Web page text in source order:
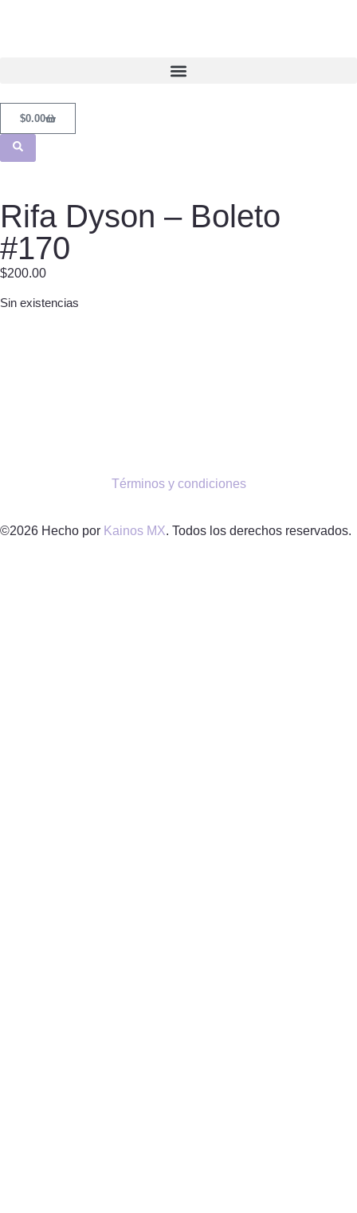
$0.00
Rifa Dyson – Boleto
#170
$200.00
Sin existencias
Términos y condiciones
©2026 Hecho por Kainos MX. Todos los derechos reservados.